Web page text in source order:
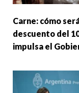
Carne: cómo
descuento del
impulsa el